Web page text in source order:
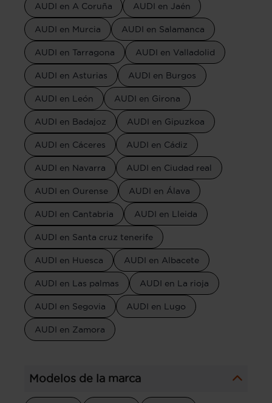
AUDI en A Coruña AUDI en Jaén
AUDI en Murcia AUDI en Salamanca
AUDI en Tarragona AUDI en Valladolid
AUDI en Asturias AUDI en Burgos
AUDI en León AUDI en Girona
AUDI en Badajoz AUDI en Gipuzkoa
AUDI en Cáceres AUDI en Cádiz
AUDI en Navarra AUDI en Ciudad real
AUDI en Ourense AUDI en Álava
AUDI en Cantabria AUDI en Lleida
AUDI en Santa cruz tenerife
AUDI en Huesca AUDI en Albacete
AUDI en Las palmas AUDI en La rioja
AUDI en Segovia AUDI en Lugo
AUDI en Zamora
Modelos de la marca